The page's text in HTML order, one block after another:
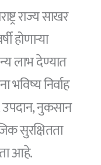
राज्य साखर
होणाऱ्या
लाभ देण्यात
निर्वाह
उपदान, नुकसान
सुरक्षितता
आहे.